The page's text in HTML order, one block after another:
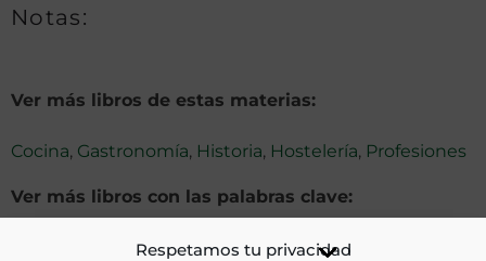
Respetamos tu privacidad
Notas:
Ver más libros de estas materias:
Cocina, Gastronomía, Historia, Hostelería, Profesiones
Ver más libros con las palabras clave:
Imágenes,Madrid,Restaurantes